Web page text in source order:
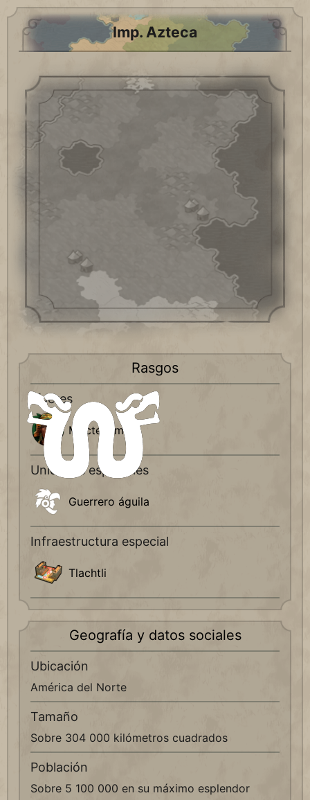
Imp. Azteca
Rasgos
Líderes
Moctezuma
Unidades especiales
Guerrero águila
Infraestructura especial
Tlachtli
Geografía y datos sociales
Ubicación
América del Norte
Tamaño
Sobre 304 000 kilómetros cuadrados
Población
Sobre 5 100 000 en su máximo esplendor